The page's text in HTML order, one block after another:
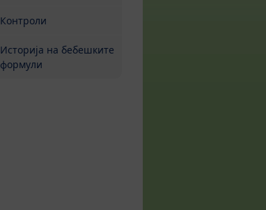
Контроли
Историја на бебешките
формули